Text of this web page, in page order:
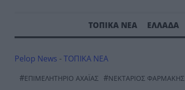
ΤΟΠΙΚΑ ΝΕΑ ΕΛΛΑΔΑ
Pelop News -ΤΟΠΙΚΑ ΝΕΑ
#ΕΠΙΜΕΛΗΤΉΡΙΟ ΑΧΑΪ́ΑΣ #ΝΕΚΤΆΡΙΟΣ ΦΑΡΜΆΚΗΣ